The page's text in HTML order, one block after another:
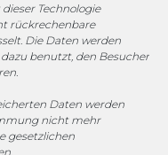
Technologie
rückrechenbare
Die Daten werden
benutzt, den Besucher
Daten werden
nicht mehr
gesetzlichen
(EU)
KG |
Gewähr für die
der